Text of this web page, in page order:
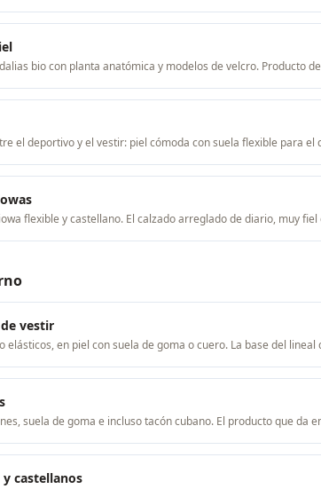
bio con planta anatómica y modelos de velcro. Producto
el deportivo y el vestir: piel cómoda con suela flexible para el
flexible y castellano. El calzado arreglado de diario, muy
vestir
elásticos, en piel con suela de goma o cuero. La base del
suela de goma e incluso tacón cubano. El producto que da
y castellanos